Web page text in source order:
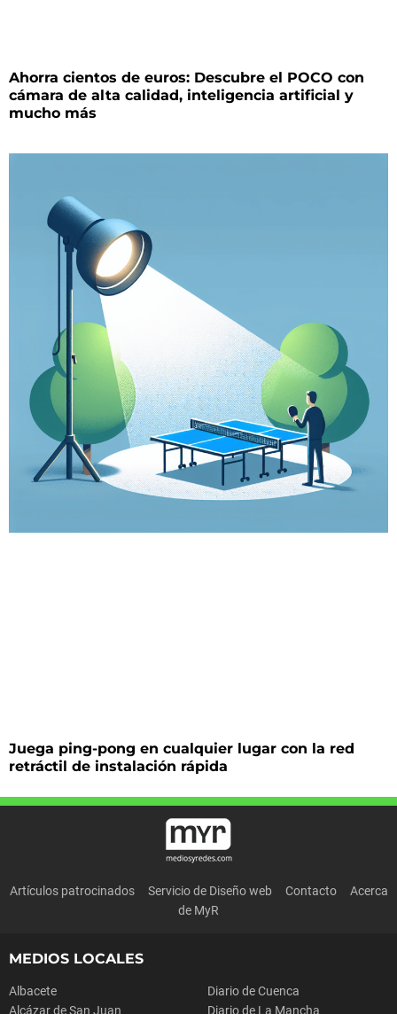
Ahorra cientos de euros: Descubre el POCO con
cámara de alta calidad, inteligencia artificial y
mucho más
Juega ping-pong en cualquier lugar con la red
retráctil de instalación rápida
Artículos patrocinados Servicio de Diseño web Contacto
Acerca
de MyR
MEDIOS LOCALES
Albacete
Alcázar de San Juan
Diario de Cuenca
Diario de La Mancha